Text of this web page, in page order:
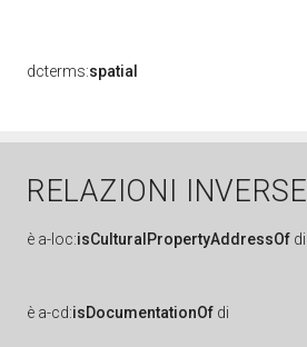
dcterms:spatial
RELAZIONI INVERSE
è a-loc:isCulturalPropertyAddressOf di
è a-cd:isDocumentationOf di